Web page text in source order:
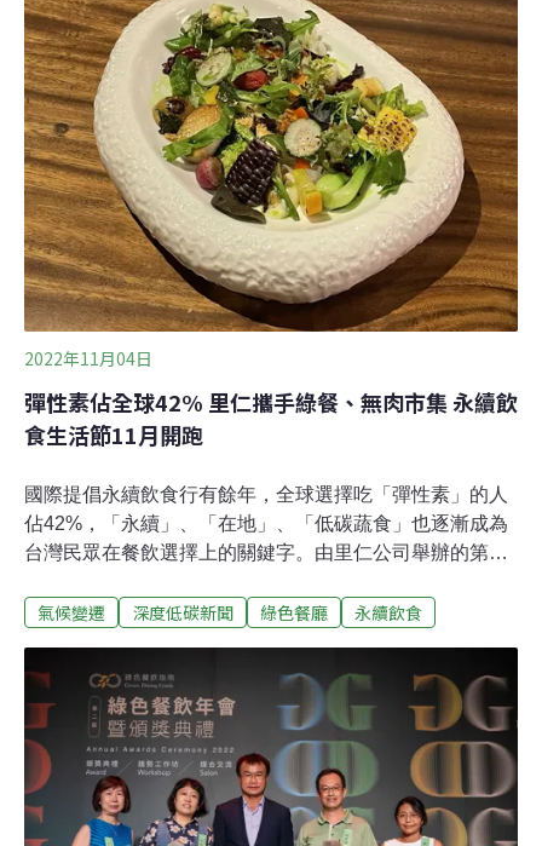
國永續飲食發展開創新局面。綠色餐廳等級分三「葉」 永
續飲食評鑑標準接軌國際 綠色餐飲指南自2022年推出葉級
評鑑，為民眾提供一套選擇綠色餐廳的標準。評鑑以「餐
飲食材的選購來源」與「永續面向的實踐歷程」為兩大標
準，分為一葉、二葉、三葉不同等級的綠色餐廳。目前全
台約有250家綠色餐廳，其中有60家取得葉級標準。國外
類似的評鑑機制已行之有年，英國永續餐廳協會自2010年
推出永續餐飲指標「Food M
2022年11月04日
彈性素佔全球42% 里仁攜手綠餐、無肉市集 永續飲
食生活節11月開跑
國際提倡永續飲食行有餘年，全球選擇吃「彈性素」的人
佔42%，「永續」、「在地」、「低碳蔬食」也逐漸成為
台灣民眾在餐飲選擇上的關鍵字。由里仁公司舉辦的第三
「永續星球餐盤」為主題，鼓勵全民共同體驗符合友善耕
續蔬食挑戰可不小。台灣雖有許多懷抱永續理念的小農，
然而常因產量不穩導致價格難以在市場上競爭，加上販售
通路不穩定，更大大減少被消費者看到的機會。此外，傳
統觀念常將「素食」與「不好吃」劃上等號，因此唯有
「把素食做得好吃」才能有效推廣。「把蔬食變成生活的
選項」 2022永續飲食生活節開跑、號召無肉飲食挑戰 當
氣候變遷 深度低碳新聞 綠色餐廳 永續飲食